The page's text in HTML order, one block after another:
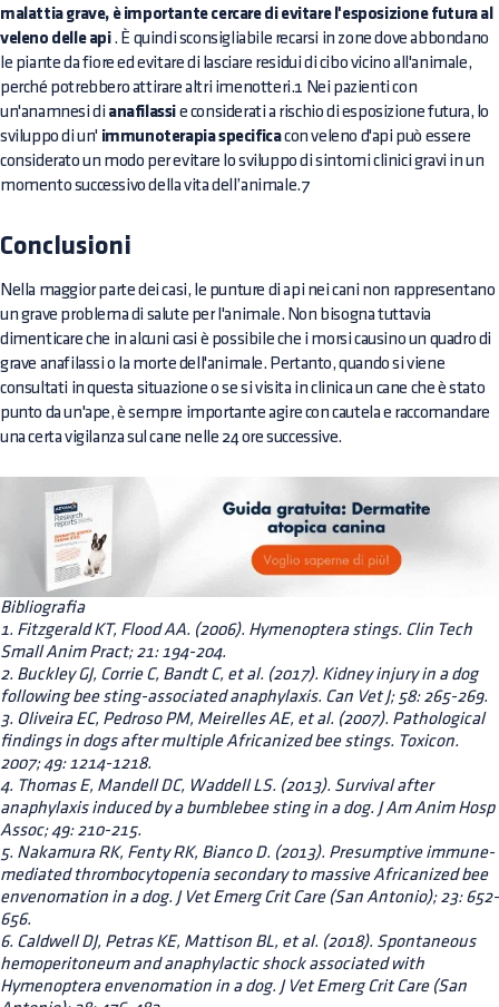
malattia grave, è importante cercare di evitare l'esposizione futura al
veleno delle api. È quindi sconsigliabile recarsi in zone dove abbondano
le piante da fiore ed evitare di lasciare residui di cibo vicino all'animale,
perché potrebbero attirare altri imenotteri.1 Nei pazienti con
un'anamnesi di anafilassi e considerati a rischio di esposizione futura, lo
sviluppo di un' immunoterapia specificacon veleno d'api può essere
considerato un modo per evitare lo sviluppo di sintomi clinici gravi in un
momento successivo della vita dell’animale.7
Conclusioni
Nella maggior parte dei casi, le punture di api nei cani non rappresentano
un grave problema di salute per l'animale. Non bisogna tuttavia
dimenticare che in alcuni casi è possibile che i morsi causino un quadro di
grave anafilassi o la morte dell'animale. Pertanto, quando si viene
consultati in questa situazione o se si visita in clinica un cane che è stato
punto da un'ape, è sempre importante agire con cautela e raccomandare
una certa vigilanza sul cane nelle 24 ore successive.
Bibliografia
1. Fitzgerald KT, Flood AA. (2006). Hymenoptera stings. Clin Tech
Small Anim Pract; 21: 194-204.
2. Buckley GJ, Corrie C, Bandt C, et al. (2017). Kidney injury in a dog
following bee sting-associated anaphylaxis. Can Vet J; 58: 265-269.
3. Oliveira EC, Pedroso PM, Meirelles AE, et al. (2007). Pathological
findings in dogs after multiple Africanized bee stings. Toxicon.
2007; 49: 1214-1218.
4. Thomas E, Mandell DC, Waddell LS. (2013). Survival after
anaphylaxis induced by a bumblebee sting in a dog. J Am Anim Hosp
Assoc; 49: 210-215.
5. Nakamura RK, Fenty RK, Bianco D. (2013). Presumptive immune-
mediated thrombocytopenia secondary to massive Africanized bee
envenomation in a dog. J Vet Emerg Crit Care (San Antonio); 23: 652-
656.
6. Caldwell DJ, Petras KE, Mattison BL, et al. (2018). Spontaneous
hemoperitoneum and anaphylactic shock associated with
Hymenoptera envenomation in a dog. J Vet Emerg Crit Care (San